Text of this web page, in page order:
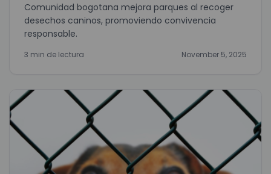
Comunidad bogotana mejora parques al recoger
desechos caninos, promoviendo convivencia
responsable.
3 min de lectura November 5, 2025